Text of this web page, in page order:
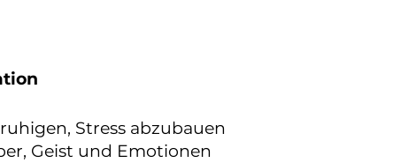
Stress abzubauen
Geist und Emotionen